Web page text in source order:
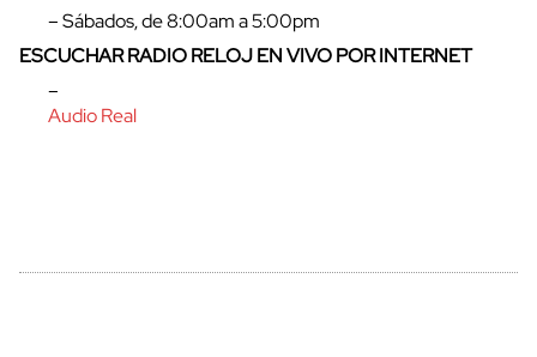
– Sábados, de 8:00am a 5:00pm
ESCUCHAR RADIO RELOJ EN VIVO POR INTERNET
–
Audio Real